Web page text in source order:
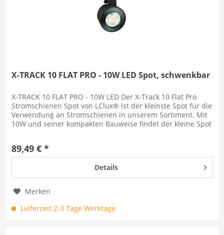
X-TRACK 10 FLAT PRO - 10W LED Spot, schwenkbar
X-TRACK 10 FLAT PRO - 10W LED Der X-Track 10 Flat Pro
Stromschienen Spot von LClux® ist der kleinste Spot für die
Verwendung an Stromschienen in unserem Sortiment. Mit
10W und seiner kompakten Bauweise findet der kleine Spot
89,49 € *
Details
Merken
Lieferzeit 2-3 Tage Werktage